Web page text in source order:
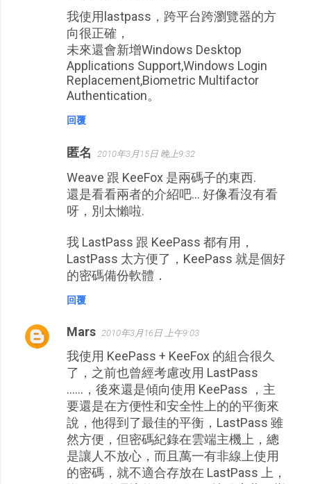
我使用lastpass，跨平台跨瀏覽器的方
向很正確，
未來還會新增Windows Desktop
Applications Support,Windows Login
Replacement,Biometric Multifactor
Authentication。
回覆
匿名 2010年3月15日 晚上9:32
Weave 跟 KeeFox 是兩碼子的東西.
還是看看兩者的介紹吧... 好像看沒有看
呀，別太懶啦.
我 LastPass 跟 KeePass 都有用，
LastPass 太方便了，KeePass 就是個好
的密碼備份軟體．
回覆
Mars 2010年3月16日 上午9:03
我使用 KeePass + KeeFox 的組合很久
了，之前也曾經考慮改用 LastPass
……，後來還是傾向使用 KeePass ，主
要還是在方便性和安全性上的的平衡來
說，他得到了最佳的平衡，LastPass 雖
然方便，但密碼紀錄在雲端主機上，總
是讓人不放心，而且萬一有非線上使用
的密碼，就不適合存放在 LastPass 上，